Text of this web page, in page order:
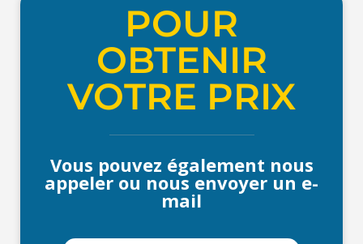
POUR
OBTENIR
VOTRE PRIX
Vous pouvez également nous
appeler ou nous envoyer un e-
mail